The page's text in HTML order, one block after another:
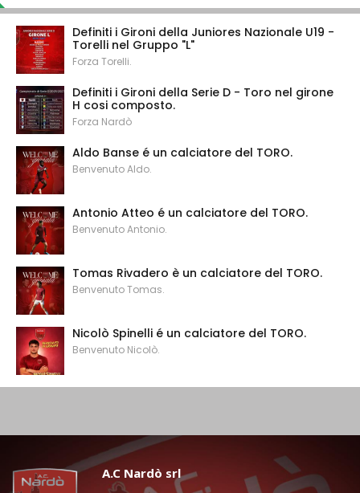
Definiti i Gironi della Juniores Nazionale U19 -
Torelli nel Gruppo "L"
Forza Torelli.
Definiti i Gironi della Serie D - Toro nel girone
H cosi composto.
Forza Nardò
Aldo Banse é un calciatore del TORO.
Benvenuto Aldo.
Antonio Atteo é un calciatore del TORO.
Benvenuto Antonio.
Tomas Rivadero è un calciatore del TORO.
Benvenuto Tomas.
Nicolò Spinelli é un calciatore del TORO.
Benvenuto Nicolò.
A.C Nardò srl